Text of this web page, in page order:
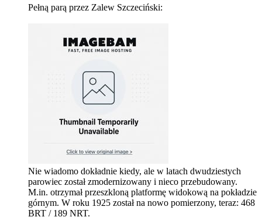
Pełną parą przez Zalew Szczeciński:
Nie wiadomo dokładnie kiedy, ale w latach dwudziestych
parowiec został zmodernizowany i nieco przebudowany.
M.in. otrzymał przeszkloną platformę widokową na pokładzie
górnym. W roku 1925 został na nowo pomierzony, teraz: 468
BRT / 189 NRT.